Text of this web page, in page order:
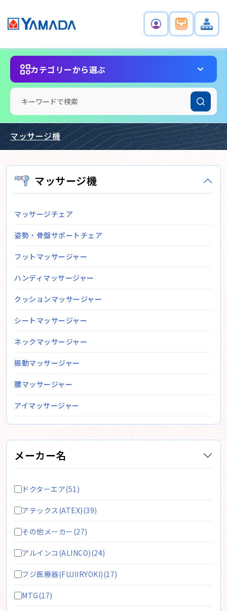
カテゴリーから選ぶ
マッサージ機
マッサージ機
マッサージチェア
姿勢・骨盤サポートチェア
フットマッサージャー
ハンディマッサージャー
クッションマッサージャー
シートマッサージャー
ネックマッサージャー
振動マッサージャー
腰マッサージャー
アイマッサージャー
メーカー名
ドクターエア(51)
アテックス(ATEX)(39)
その他メーカー(27)
アルインコ(ALINCO)(24)
フジ医療器(FUJIIRYOKI)(17)
MTG(17)